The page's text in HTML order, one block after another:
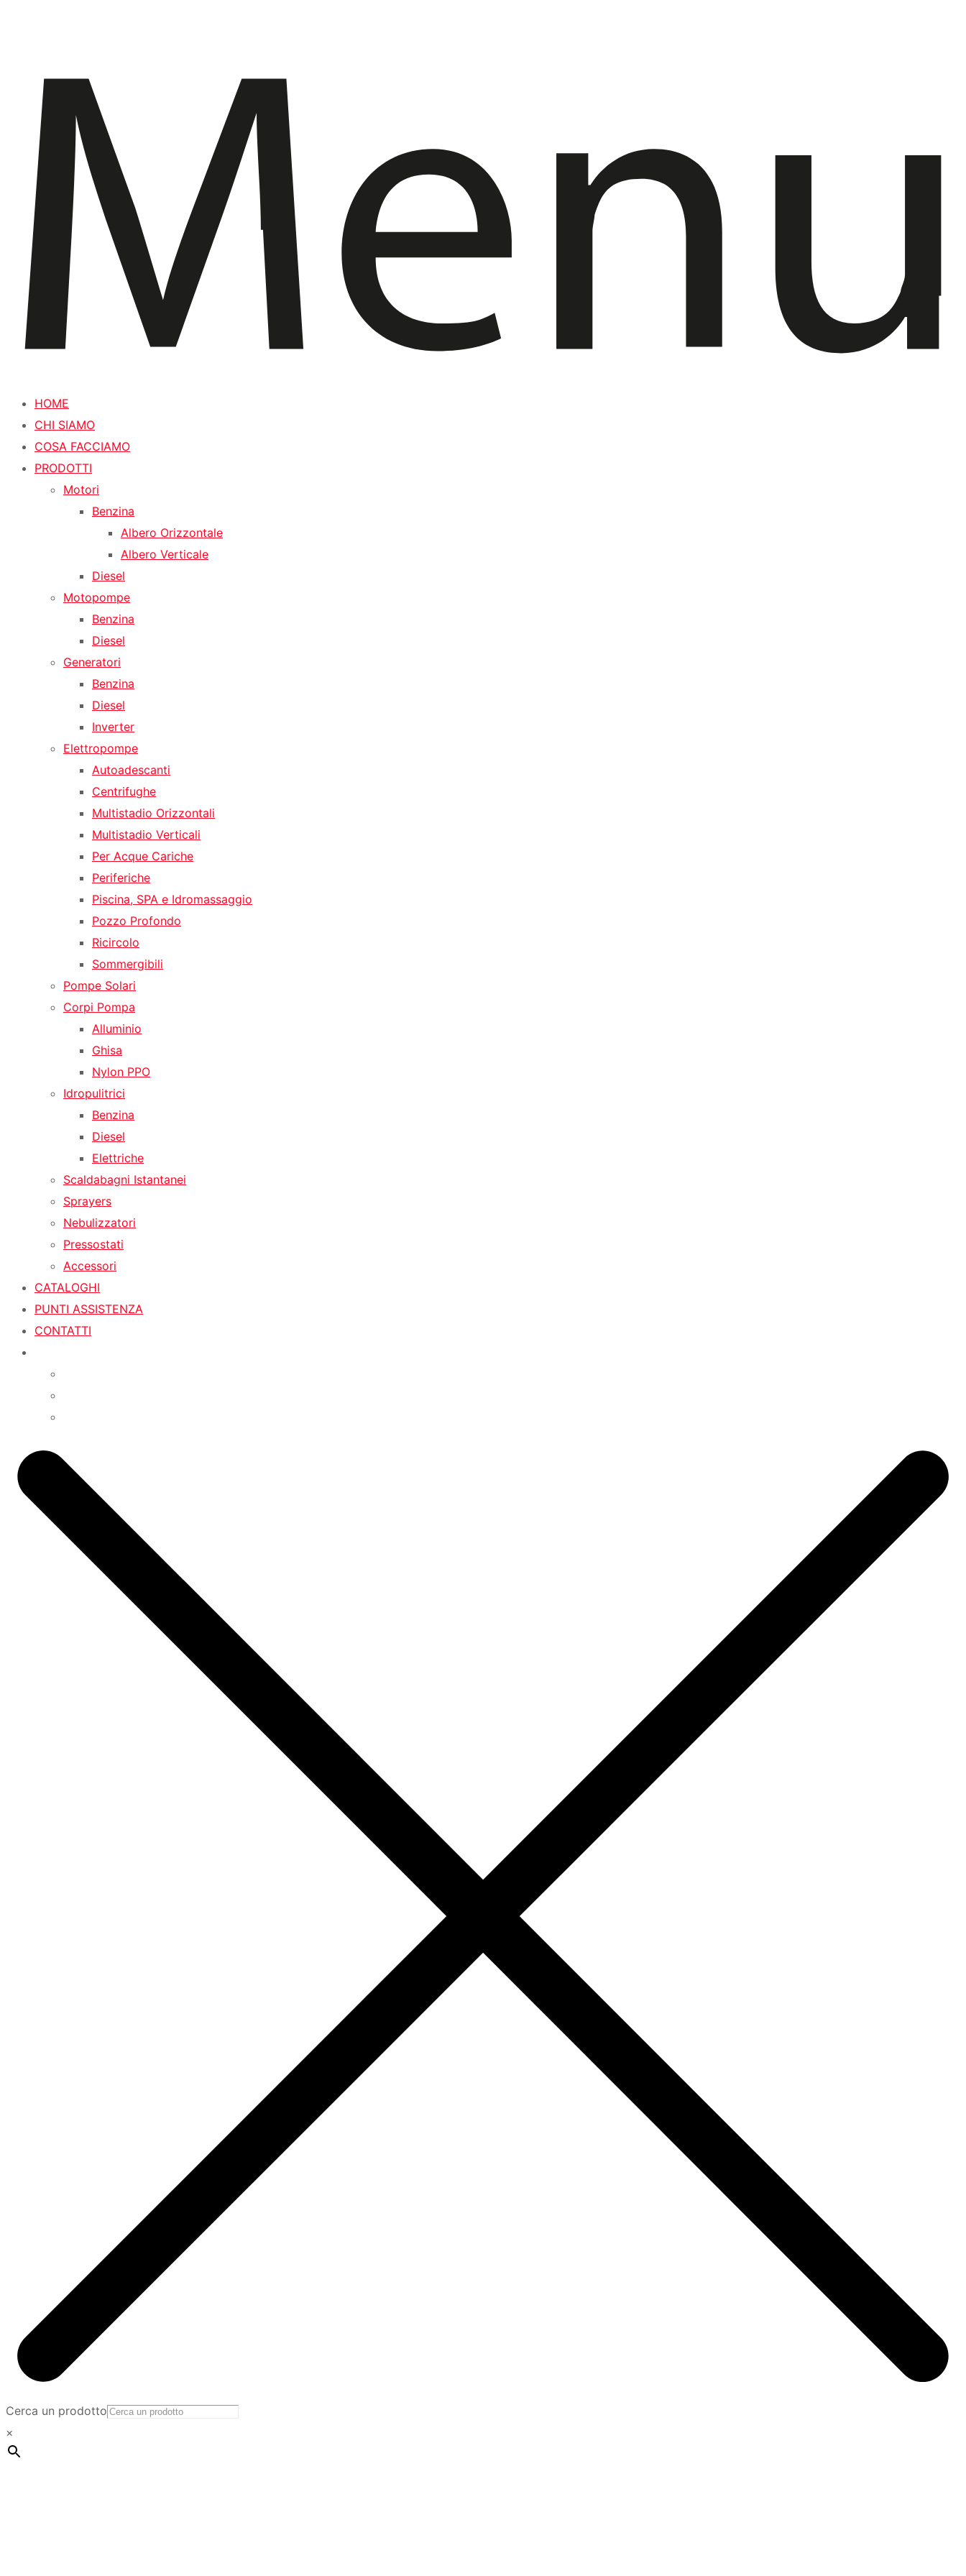
HOME
CHI SIAMO
COSA FACCIAMO
PRODOTTI
Motori
Benzina
Albero Orizzontale
Albero Verticale
Diesel
Motopompe
Benzina
Diesel
Generatori
Benzina
Diesel
Inverter
Elettropompe
Autoadescanti
Centrifughe
Multistadio Orizzontali
Multistadio Verticali
Per Acque Cariche
Periferiche
Piscina, SPA e Idromassaggio
Pozzo Profondo
Ricircolo
Sommergibili
Pompe Solari
Corpi Pompa
Alluminio
Ghisa
Nylon PPO
Idropulitrici
Benzina
Diesel
Elettriche
Scaldabagni Istantanei
Sprayers
Nebulizzatori
Pressostati
Accessori
CATALOGHI
PUNTI ASSISTENZA
CONTATTI
Cerca un prodotto
×